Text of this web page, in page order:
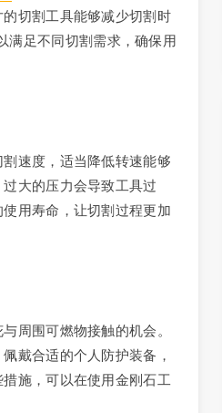
切割工具能够减少切割时
满足不同切割需求，确保用
速度，适当降低转速能够
大的压力会导致工具过
用寿命，让切割过程更加
周围可燃物接触的机会。
戴合适的个人防护装备，
施，可以在使用金刚石工